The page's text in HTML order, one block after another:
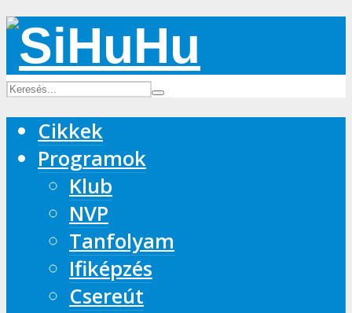
Cikkek
Programok
Klub
NVP
Tanfolyam
Ifiképzés
Csereút